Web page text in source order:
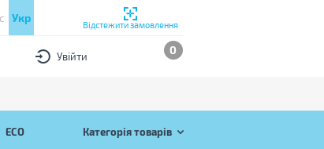
Укр
Відстежити замовлення
Увійти 0
ECO Категорія товарів